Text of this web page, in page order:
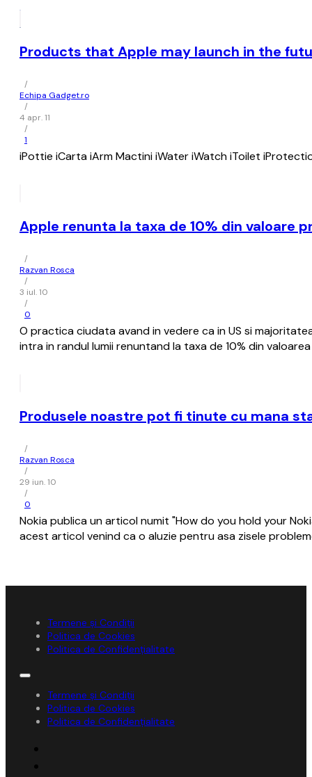
Products that Apple may launch in the
/
Echipa Gadget.ro
/
4 apr. 11
/
1
iPottie iCarta iArm Mactini iWater iWatch iToilet
Apple renunta la taxa de 10% din valoare
/
Razvan Rosca
/
3 iul. 10
/
0
O practica ciudata avand in vedere ca in US si
intra in randul lumii renuntand la taxa de 10% din
Produsele noastre pot fi tinute cu mana
/
Razvan Rosca
/
29 iun. 10
/
0
Nokia publica un articol numit "How do you hold your
acest articol venind ca o aluzie pentru asa zisele
Termene și Condiții
Politica de Cookies
Politica de Confidențialitate
Termene și Condiții
Politica de Cookies
Politica de Confidențialitate